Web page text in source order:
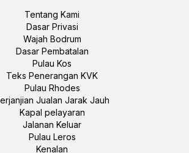
Tentang Kami
Dasar Privasi
Wajah Bodrum
Dasar Pembatalan
Pulau Kos
Teks Penerangan KVK
Pulau Rhodes
Jualan Jarak Jauh
Kapal pelayaran
Jalanan Keluar
Pulau Leros
Kenalan